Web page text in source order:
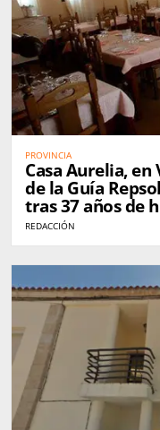
PROVINCIA
Casa Aurelia,
de la Guía
tras 37 años de
REDACCIÓN